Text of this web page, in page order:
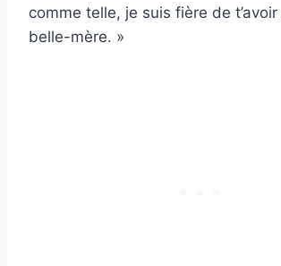
comme telle, je suis fière de
belle-mère. »